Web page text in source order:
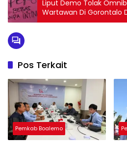
Liput Demo Tolak
Wartawan Di Gorontalo
Pos Terkait
Pemkab Boalemo